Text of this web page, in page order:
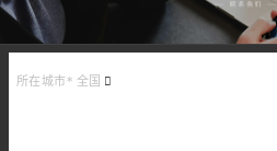
所在城市* 全国